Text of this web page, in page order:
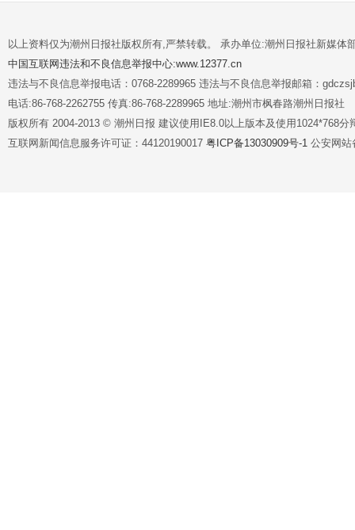
以上资料仅为潮州日报社版权所有,严禁转载。 承办单位:潮州日报社新媒体
中国互联网违法和不良信息举报中心:www.12377.cn
违法与不良信息举报电话：0768-2289965 违法与不良信息举报邮箱：
电话:86-768-2262755 传真:86-768-2289965 地址:潮州市枫春路潮州日报社
版权所有 2004-2013 © 潮州日报 建议使用IE8.0以上版本及使用1024*768分
互联网新闻信息服务许可证：44120190017 粤ICP备13030909号-1 公安网站